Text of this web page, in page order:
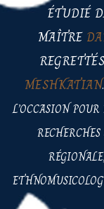
ÉTUDIÉ
MAÎTRE
REGRETTÉS
MESHKATIAN
L’OCCASION